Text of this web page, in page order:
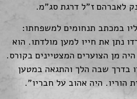
לאברהם ז"ל דרגת סג"מ.
במכתב תנחומים למשפחתו:
את חייו למען מולדתו. הוא
מן הצוערים המצטיינים בקורס.
בדרך שבה הלך והתגאה במטען
הוריו. היה אהוב על חבריו".